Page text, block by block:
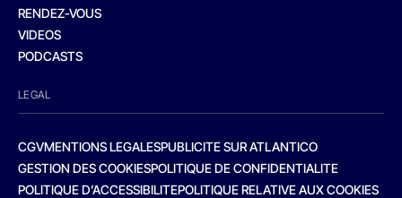
RENDEZ-VOUS
VIDEOS
PODCASTS
LEGAL
CGVMENTIONS LEGALESPUBLICITE SUR ATLANTICO
GESTION DES COOKIESPOLITIQUE DE CONFIDENTIALITE
POLITIQUE D’ACCESSIBILITEPOLITIQUE RELATIVE AUX COOKIES